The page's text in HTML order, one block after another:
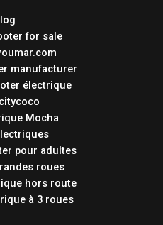
for sale
manufacturer
électrique
Mocha
pour adultes
roues
hors route
à 3 roues